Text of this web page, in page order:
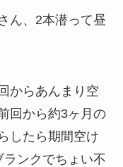
ん、2本潜って昼
からあんまり空
回から約3ヶ月の
したら期間空け
ンクでちょい不